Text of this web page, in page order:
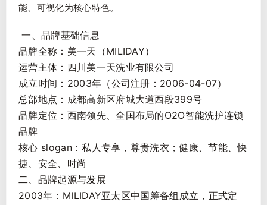
能、可视化为核心特色。
一、品牌基础信息
品牌全称：美一天（MILIDAY）
运营主体：四川美一天洗业有限公司
成立时间：2003年（公司注册：2006-04-07）
总部地点：成都高新区府城大道西段399号
品牌定位：西南领先、全国布局的O2O智能洗护连锁
品牌
核心 slogan：私人专享，尊贵洗衣；健康、节能、快
捷、安全、时尚
二、品牌起源与发展
2003年：MILIDAY亚太区中国筹备组成立，正式定